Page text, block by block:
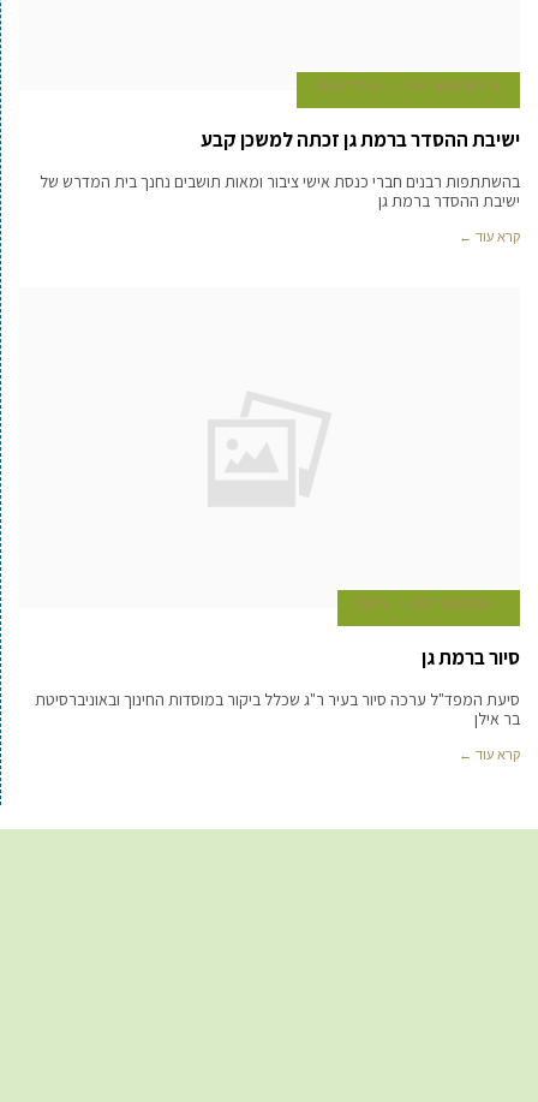
26 בפברואר 2007 עמיעד טאוב
ישיבת ההסדר ברמת גן זכתה למשכן קבע
בהשתתפות רבנים חברי כנסת אישי ציבור ומאות תושבים נחנך בית המדרש של
ישיבת ההסדר ברמת גן
קרא עוד ←
5 בפברואר 2007 רז קיל
סיור ברמת גן
סיעת המפד"ל ערכה סיור בעיר ר"ג שכלל ביקור במוסדות החינוך ובאוניברסיטת
בר אילן
קרא עוד ←